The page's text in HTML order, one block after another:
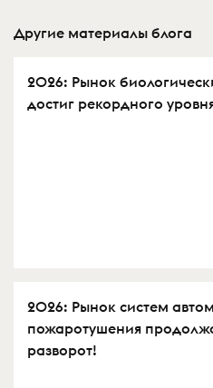
Другие материалы блога
2026: Рынок
достиг рекордного
2026: Рынок систем
пожаротушения
разворот!